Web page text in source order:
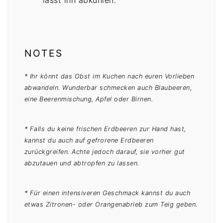
NOTES
* Ihr könnt das Obst im Kuchen nach euren Vorlieben
abwandeln. Wunderbar schmecken auch Blaubeeren,
eine Beerenmischung, Apfel oder Birnen.
* Falls du keine frischen Erdbeeren zur Hand hast,
kannst du auch auf gefrorene Erdbeeren
zurückgreifen. Achte jedoch darauf, sie vorher gut
abzutauen und abtropfen zu lassen.
* Für einen intensiveren Geschmack kannst du auch
etwas Zitronen- oder Orangenabrieb zum Teig geben.